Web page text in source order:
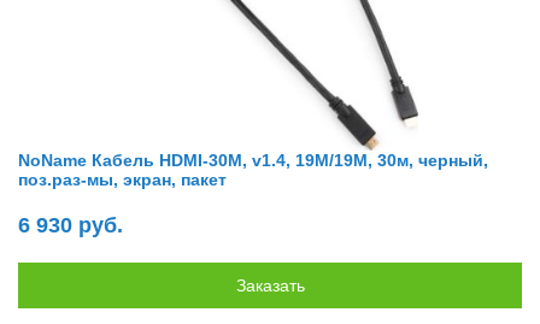
NoName Кабель HDMI-30M, v1.4, 19M/19M, 30м, черный,
поз.раз-мы, экран, пакет
6 930 руб.